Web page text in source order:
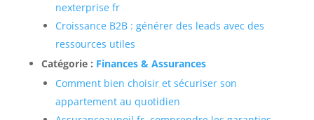
nexterprise fr
Croissance B2B : générer des leads avec des
ressources utiles
Catégorie : Finances & Assurances
Comment bien choisir et sécuriser son
appartement au quotidien